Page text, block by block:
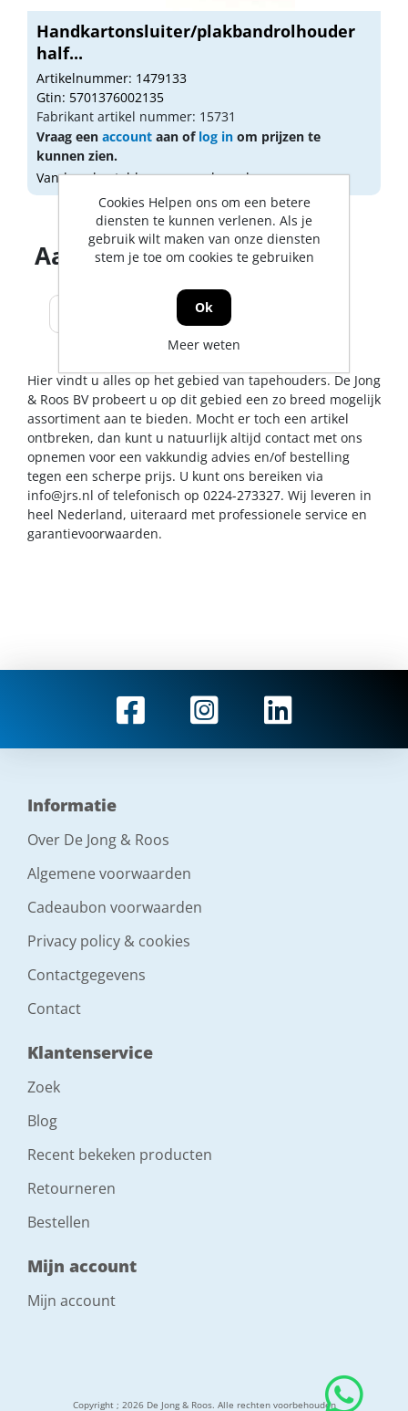
Handkartonsluiter/plakbandrolhouder
half...
Artikelnummer: 1479133
Gtin: 5701376002135
Fabrikant artikel nummer: 15731
Vraag een account aan of log in om prijzen te
kunnen zien.
Vandaag besteld, morgen geleverd
Aantal producten tonen
Hier vindt u alles op het gebied van tapehouders. De Jong
& Roos BV probeert u op dit gebied een zo breed mogelijk
assortiment aan te bieden. Mocht er toch een artikel
ontbreken, dan kunt u natuurlijk altijd contact met ons
opnemen voor een vakkundig advies en/of bestelling
tegen een scherpe prijs. U kunt ons bereiken via
info@jrs.nl of telefonisch op 0224-273327. Wij leveren in
heel Nederland, uiteraard met professionele service en
garantievoorwaarden.
Informatie
Over De Jong & Roos
Algemene voorwaarden
Cadeaubon voorwaarden
Privacy policy & cookies
Contactgegevens
Contact
Klantenservice
Zoek
Blog
Recent bekeken producten
Retourneren
Bestellen
Mijn account
Mijn account
Copyright ; 2026 De Jong & Roos. Alle rechten voorbehouden
Cookies Helpen ons om een betere
diensten te kunnen verlenen. Als je
gebruik wilt maken van onze diensten
stem je toe om cookies te gebruiken
Ok
Meer weten